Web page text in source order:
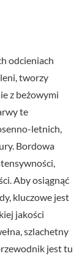
odcieniach
tworzy
z beżowymi
te
letnich,
Bordowa
Aby osiągnąć
kluczowe jest
jakości
szlachetny
jest tu